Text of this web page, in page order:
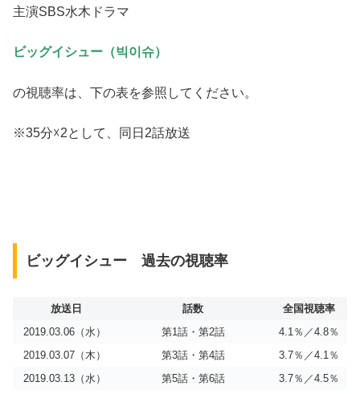
主演SBS水木ドラマ
ビッグイシュー（빅이슈）
の視聴率は、下の表を参照してください。
※35分☓2として、同日2話放送
ビッグイシュー 過去の視聴率
放送日 話数
全国視聴率
2019.03.06（水）
第1話・第2話
4.1％／4.8％
2019.03.07（木）
第3話・第4話
3.7％／4.1％
2019.03.13（水）
第5話・第6話
3.7％／4.5％